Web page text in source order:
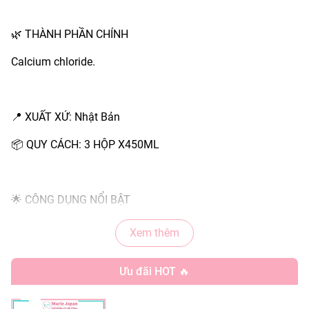
🌿 THÀNH PHẦN CHÍNH
Calcium chloride.
📍 XUẤT XỨ: Nhật Bản
📦 QUY CÁCH: 3 HỘP X450ML
🌟 CÔNG DỤNG NỔI BẬT
Hút ẩm , duy trì không gian khô thoáng.
Bảo vệ quần áo, giày dép, đồ dùng khỏi hư hại do ẩm.
Xem thêm
Ưu đãi HOT 🔥